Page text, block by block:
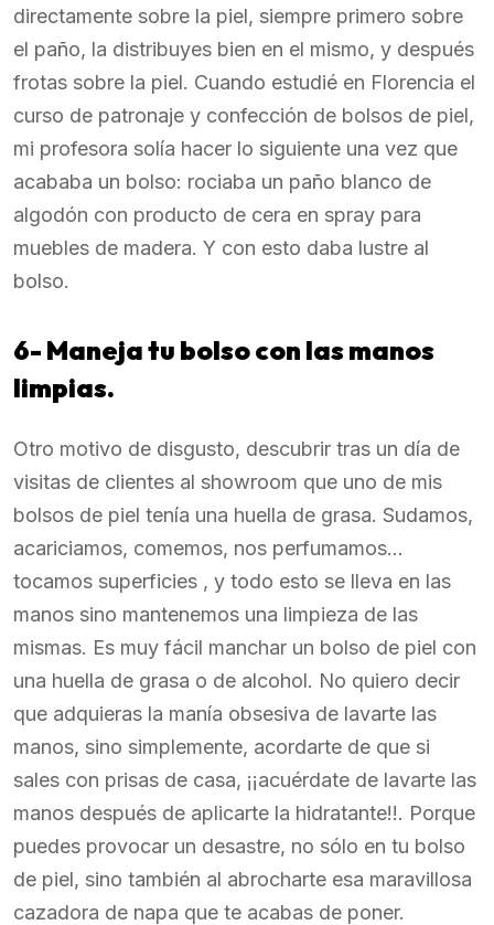
directamente sobre la piel, siempre primero sobre
el paño, la distribuyes bien en el mismo, y después
frotas sobre la piel. Cuando estudié en Florencia el
curso de patronaje y confección de bolsos de piel,
mi profesora solía hacer lo siguiente una vez que
acababa un bolso: rociaba un paño blanco de
algodón con producto de cera en spray para
muebles de madera. Y con esto daba lustre al
bolso.
6- Maneja tu bolso con las manos
limpias.
Otro motivo de disgusto, descubrir tras un día de
visitas de clientes al showroom que uno de mis
bolsos de piel tenía una huella de grasa. Sudamos,
acariciamos, comemos, nos perfumamos…
tocamos superficies , y todo esto se lleva en las
manos sino mantenemos una limpieza de las
mismas. Es muy fácil manchar un bolso de piel con
una huella de grasa o de alcohol. No quiero decir
que adquieras la manía obsesiva de lavarte las
manos, sino simplemente, acordarte de que si
sales con prisas de casa, ¡¡acuérdate de lavarte las
manos después de aplicarte la hidratante!!. Porque
puedes provocar un desastre, no sólo en tu bolso
de piel, sino también al abrocharte esa maravillosa
cazadora de napa que te acabas de poner.